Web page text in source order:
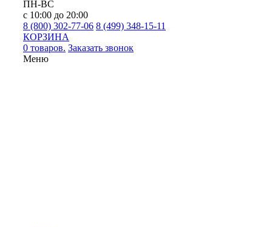
ПН-ВС
с 10:00 до 20:00
8 (800) 302-77-06 8 (499) 348-15-11
КОРЗИНА
0 товаров. Заказать звонок
Меню